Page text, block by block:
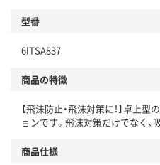
型番
6ITSA837
商品の特徴
【飛沫防止・飛沫対策に！】卓上
ョンです。飛沫対策だけでなく、
商品仕様